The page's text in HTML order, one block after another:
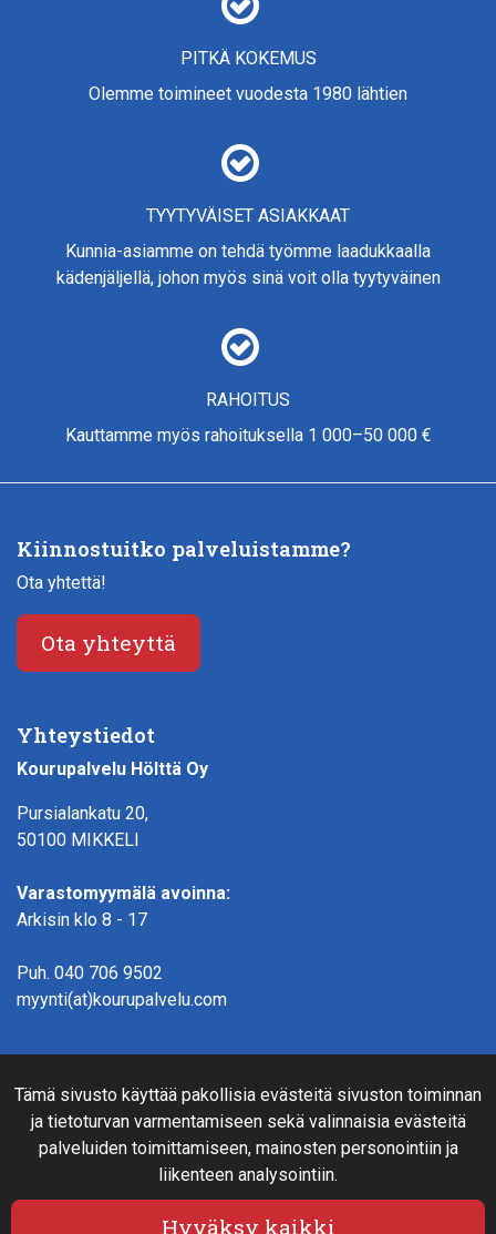
Tämä sivusto käyttää pakollisia evästeitä sivuston toiminnan
ja tietoturvan varmentamiseen sekä valinnaisia evästeitä
palveluiden toimittamiseen, mainosten personointiin ja
liikenteen analysointiin.
Hyväksy kaikki
PITKÄ KOKEMUS
Olemme toimineet vuodesta 1980 lähtien
TYYTYVÄISET ASIAKKAAT
Kunnia-asiamme on tehdä työmme laadukkaalla
kädenjäljellä, johon myös sinä voit olla tyytyväinen
RAHOITUS
Kauttamme myös rahoituksella 1 000–50 000 €
Kiinnostuitko palveluistamme?
Ota yhtettä!
Ota yhteyttä
Yhteystiedot
Kourupalvelu Hölttä Oy
Pursialankatu 20,
50100 MIKKELI
Varastomyymälä avoinna:
Arkisin klo 8 - 17
Puh. 040 706 9502
myynti(at)kourupalvelu.com
Rahoitus
Näin teet ostoksia verkkokaupassa
Sopimusehdot- ja toimitusehdot